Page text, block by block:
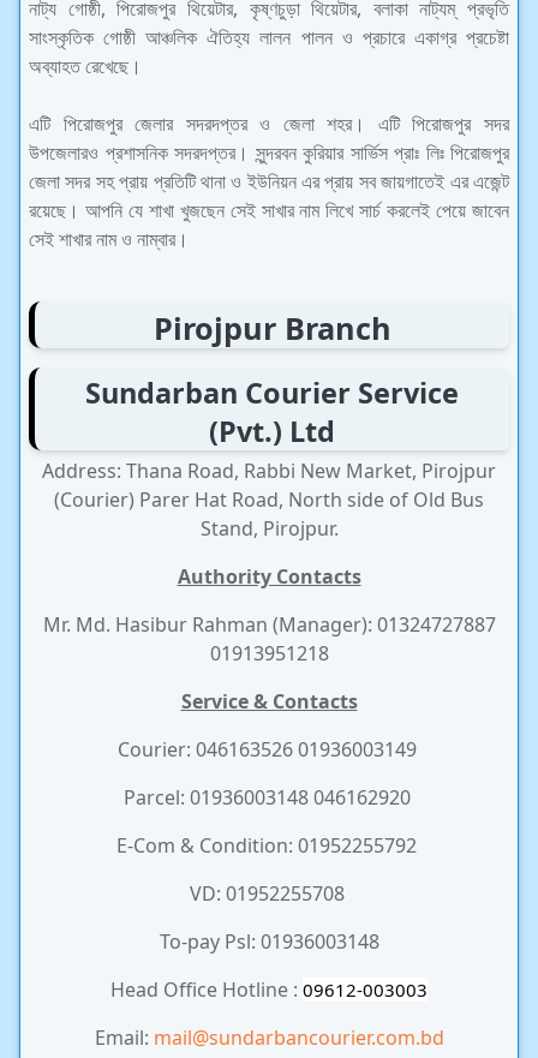
নাট্য গোষ্ঠী, পিরোজপুর থিয়েটার, কৃষ্ণচুড়া থিয়েটার, বলাকা নাট্যম্ প্রভৃতি
সাংস্কৃতিক গোষ্ঠী আঞ্চলিক ঐতিহ্য লালন পালন ও প্রচারে একাগ্র প্রচেষ্টা
অব্যাহত রেখেছে।
এটি পিরোজপুর জেলার সদরদপ্তর ও জেলা শহর। এটি পিরোজপুর সদর
উপজেলারও প্রশাসনিক সদরদপ্তর। সুন্দরবন কুরিয়ার সার্ভিস প্রাঃ লিঃ পিরোজপুর
জেলা সদর সহ প্রায় প্রতিটি থানা ও ইউনিয়ন এর প্রায় সব জায়গাতেই এর এজেন্ট
রয়েছে। আপনি যে শাখা খুজছেন সেই সাখার নাম লিখে সার্চ করলেই পেয়ে জাবেন
সেই শাখার নাম ও নাম্বার।
Pirojpur Branch
Sundarban Courier Service
(Pvt.) Ltd
Address: Thana Road, Rabbi New Market, Pirojpur
(Courier) Parer Hat Road, North side of Old Bus
Stand, Pirojpur.
Authority Contacts
Mr. Md. Hasibur Rahman (Manager): 01324727887
01913951218
Service & Contacts
Courier: 046163526 01936003149
Parcel: 01936003148 046162920
E-Com & Condition: 01952255792
VD: 01952255708
To-pay Psl: 01936003148
Head Office Hotline : 09612-003003
Email: mail@sundarbancourier.com.bd